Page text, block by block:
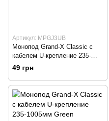
Артикул: MPGJ3UB
Монопод Grand-X Classic c
кабелем U-крепление 235-
1005мм Black
49 грн